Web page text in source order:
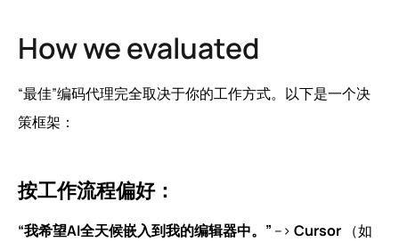
How we evaluated
“最佳”编码代理完全取决于你的工作方式。以下是一个决
策框架：
按工作流程偏好：
“我希望AI全天候嵌入到我的编辑器中。” --> Cursor （如